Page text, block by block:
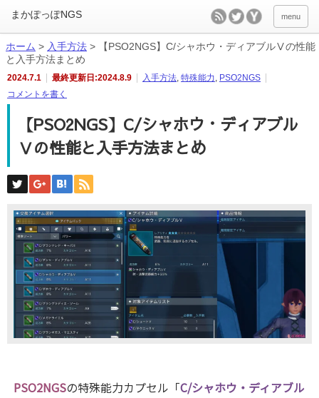
menu
ホーム > 入手方法 >
【PSO2NGS】C/シャホウ・ディアブルⅤの性能
と入手方法まとめ
2024.7.1 最終更新日:2024.8.9 入手方法, 特殊能力, PSO2NGS
コメントを書く
【PSO2NGS】C/シャホウ・ディアブル
Ⅴの性能と入手方法まとめ
PSO2NGSの特殊能力カプセル「C/シャホウ・ディアブル